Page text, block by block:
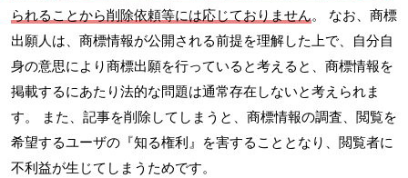
られることから削除依頼等には応じておりません。 なお、商標
出願人は、商標情報が公開される前提を理解した上で、自分自
身の意思により商標出願を行っていると考えると、商標情報を
掲載するにあたり法的な問題は通常存在しないと考えられま
す。 また、記事を削除してしまうと、商標情報の調査、閲覧を
希望するユーザの『知る権利』を害することとなり、閲覧者に
不利益が生じてしまうためです。